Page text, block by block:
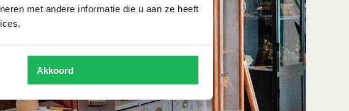
met andere informatie die u aan ze heeft
Akkoord